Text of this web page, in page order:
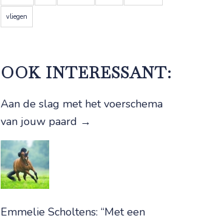
vliegen
OOK INTERESSANT:
Aan de slag met het voerschema
van jouw paard →
Emmelie Scholtens: “Met een